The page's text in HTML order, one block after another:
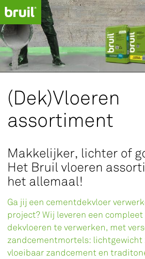
(Dek)Vloeren
assortiment
Makkelijker, lichter of
Het Bruil vloeren
het allemaal!
Ga jij een cementdekvloer
project? Wij leveren een
dekvloeren te verwerken, met
zandcementmortels: lichtgewicht
vloeibaar zandcement en